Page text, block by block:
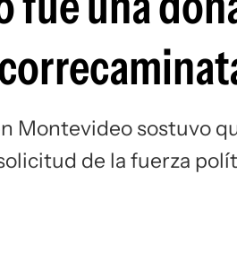
Montevideo sostuvo
de la fuerza